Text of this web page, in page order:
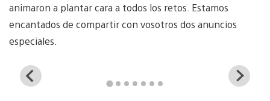
animaron a plantar cara a todos los retos. Estamos
encantados de compartir con vosotros dos anuncios
especiales.
View